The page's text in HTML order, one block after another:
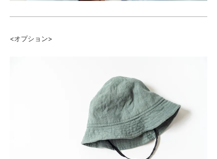
7,480円(税680円)
せいじ・61（5）
7,480円(税680円)
すみ・50（1）
7,480円(税680円)
すみ・53（2）
7,480円(税680円)
すみ・56（3）
<オプション>